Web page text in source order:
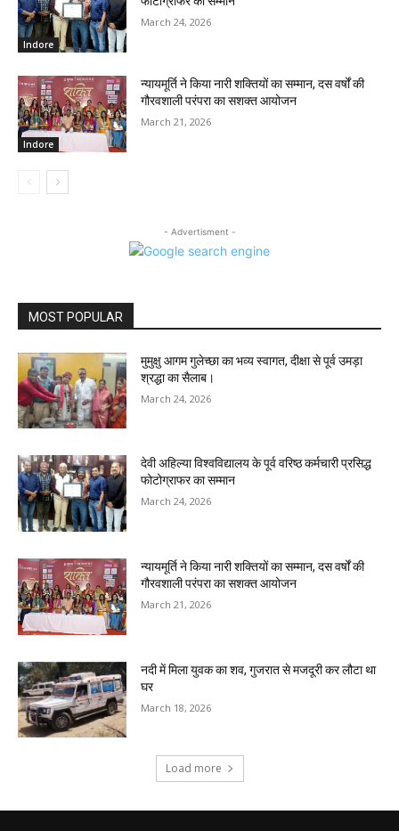
Indore
March 24, 2026
Indore
न्यायमूर्ति ने किया नारी शक्तियों का सम्मान, दस वर्षों की
गौरवशाली परंपरा का सशक्त आयोजन
March 21, 2026
- Advertisment -
MOST POPULAR
मुमुक्षु आगम गुलेच्छा का भव्य स्वागत, दीक्षा से पूर्व उमड़ा
श्रद्धा का सैलाब।
March 24, 2026
देवी अहिल्या विश्वविद्यालय के पूर्व वरिष्ठ कर्मचारी प्रसिद्ध
फोटोग्राफर का सम्मान
March 24, 2026
न्यायमूर्ति ने किया नारी शक्तियों का सम्मान, दस वर्षों की
गौरवशाली परंपरा का सशक्त आयोजन
March 21, 2026
नदी में मिला युवक का शव, गुजरात से मजदूरी कर लौटा था
घर
March 18, 2026
Load more